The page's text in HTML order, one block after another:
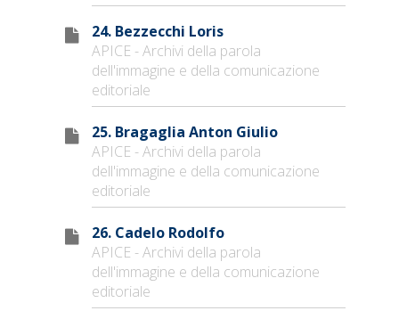
24. Bezzecchi Loris
APICE - Archivi della parola
dell'immagine e della comunicazione
editoriale
25. Bragaglia Anton Giulio
APICE - Archivi della parola
dell'immagine e della comunicazione
editoriale
26. Cadelo Rodolfo
APICE - Archivi della parola
dell'immagine e della comunicazione
editoriale